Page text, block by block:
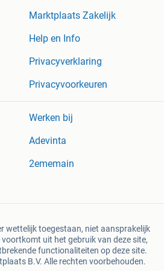
Marktplaats Zakelijk
Help en Info
Privacyverklaring
Privacyvoorkeuren
Werken bij
Adevinta
2ememain
wettelijk toegestaan, niet aansprakelijk
uit het gebruik van deze site,
functionaliteiten op deze site.
B.V. Alle rechten voorbehouden.